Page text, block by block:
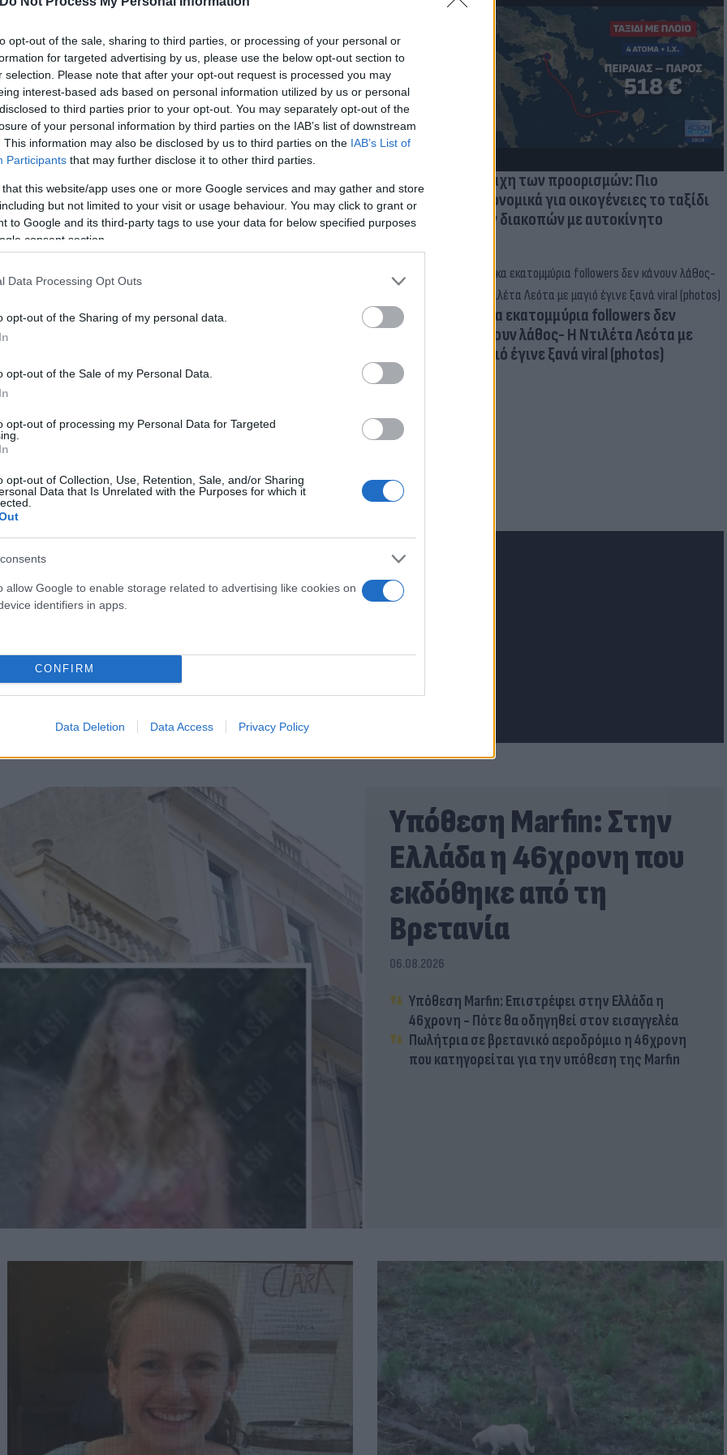
opt-out of the sale, sharing to third parties, or processing of your personal or
for targeted advertising by us, please use the below opt-out section to
selection. Please note that after your opt-out request is processed you may
interest-based ads based on personal information utilized by us or personal
to third parties prior to your opt-out. You may separately opt-out of the
of your personal information by third parties on the IAB’s list of downstream
This information may also be disclosed by us to third parties on the IAB’s List of
Participants that may further disclose it to other third parties.
that this website/app uses one or more Google services and may gather and store
but not limited to your visit or usage behaviour. You may click to grant or
to Google and its third-party tags to use your data for below specified purposes
consent section.
Data Processing Opt Outs
opt-out of the Sharing of my personal data.
opt-out of the Sale of my Personal Data.
opt-out of processing my Personal Data for Targeted
opt-out of Collection, Use, Retention, Sale, and/or Sharing
Data that Is Unrelated with the Purposes for which it
allow Google to enable storage related to advertising like cookies on
identifiers in apps.
CONFIRM
Data Deletion Data Access Privacy Policy
στην παρουσίαση του
κόσμου στο γήπεδο
(video)
Skin dysmorphia: Όταν η εμμονή με το
«τέλειο» δέρμα αποτελεί πρόβλημα
ψυχικής υγείας
Η μάχη των προορισμών: Πιο
οικονομικά για οικογένειες το ταξίδι
των διακοπών με αυτοκίνητο
το χαμένο βάρος;
έρχονται στο επίκεντρο τα Eurofighter
Δέκα εκατομμύρια followers δεν
κάνουν λάθος- Η Ντιλέτα Λεότα με
μαγιό έγινε ξανά viral (photos)
μην μένεις στο σκοτάδι... ακολούθησε το Flash.gr
Υπόθεση Marfin: Στην
Ελλάδα η 46χρονη που
εκδόθηκε από τη
Βρετανία
06.08.2026
Υπόθεση Marfin: Επιστρέφει στην Ελλάδα η
46χρονη - Πότε θα οδηγηθεί στον εισαγγελέα
Πωλήτρια σε βρετανικό αεροδρόμιο η 46χρονη
που κατηγορείται για την υπόθεση της Marfin